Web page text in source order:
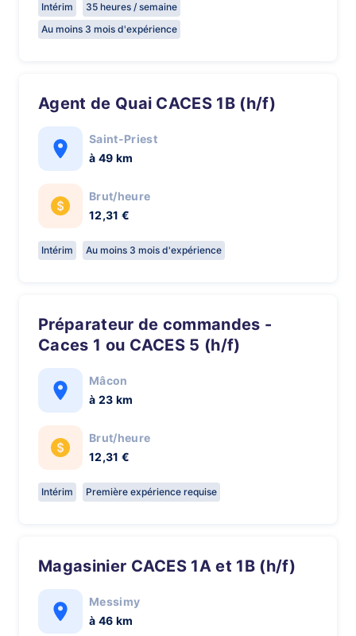
Intérim
35 heures / semaine
Au moins 3 mois d'expérience
Agent de Quai CACES 1B (h/f)
Saint-Priest
à 49 km
Brut/heure
12,31 €
Intérim Au moins 3 mois d'expérience
Préparateur de commandes -
Caces 1 ou CACES 5 (h/f)
Mâcon
à 23 km
Brut/heure
12,31 €
Intérim Première expérience requise
Magasinier CACES 1A et 1B (h/f)
Messimy
à 46 km